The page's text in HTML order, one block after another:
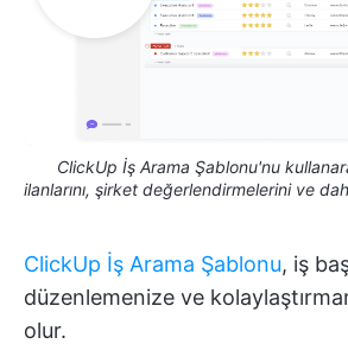
ClickUp İş Arama Şablonu'nu
ilanlarını, şirket değerlendirmelerini ve
ClickUp İş Arama Şablonu, iş
düzenlemenize ve
olur.